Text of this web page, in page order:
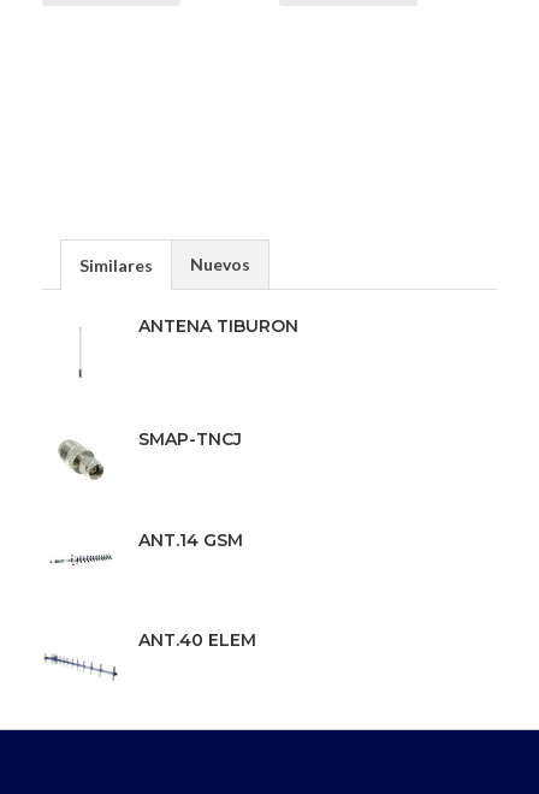
Similares Nuevos
ANTENA TIBURON
SMAP-TNCJ
ANT.14 GSM
ANT.40 ELEM